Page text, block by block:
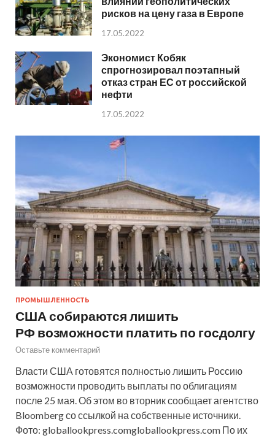
рисков на цену газа в Европе
17.05.2022
Экономист Кобяк
спрогнозировал поэтапный
отказ стран ЕС от российской
нефти
17.05.2022
ПРОМЫШЛЕННОСТЬ
США собираются лишить
РФ возможности платить по госдолгу
Оставьте комментарий
Власти США готовятся полностью лишить Россию
возможности проводить выплаты по облигациям
после 25 мая. Об этом во вторник сообщает агентство
Bloomberg со ссылкой на собственные источники.
Фото: globallookpress.comgloballookpress.com По их